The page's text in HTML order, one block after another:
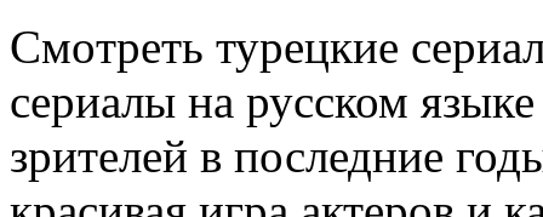
Смoтрeть турeцкиe
сериалы на русском
зрителей в последние